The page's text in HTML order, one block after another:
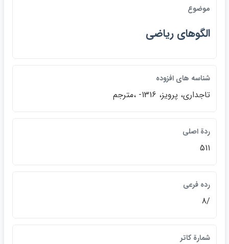
موضوع
الگوهاي رياضي
شناسه هاي افزوده
تاجداري، پرويز، 1316- ،مترجم
ردة اصلي
511
رده فرعي
/8
شمارة كاتر